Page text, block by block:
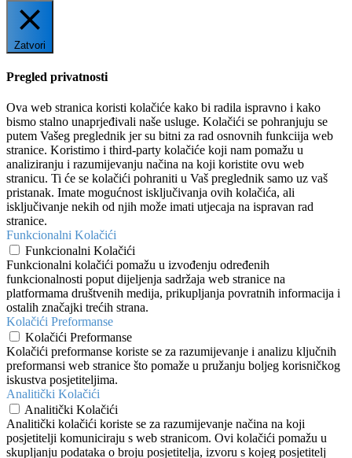
Zatvori
Pregled privatnosti
Ova web stranica koristi kolačiće kako bi radila ispravno i kako
bismo stalno unaprjeđivali naše usluge. Kolačići se pohranjuju se
putem Vašeg preglednik jer su bitni za rad osnovnih funkciija web
stranice. Koristimo i third-party kolačiće koji nam pomažu u
analiziranju i razumijevanju načina na koji koristite ovu web
stranicu. Ti će se kolačići pohraniti u Vaš preglednik samo uz vaš
pristanak. Imate mogućnost isključivanja ovih kolačića, ali
isključivanje nekih od njih može imati utjecaja na ispravan rad
stranice.
Funkcionalni Kolačići
Funkcionalni Kolačići
Funkcionalni kolačići pomažu u izvođenju određenih
funkcionalnosti poput dijeljenja sadržaja web stranice na
platformama društvenih medija, prikupljanja povratnih informacija i
ostalih značajki trećih strana.
Kolačići Preformanse
Kolačići Preformanse
Kolačići preformanse koriste se za razumijevanje i analizu ključnih
preformansi web stranice što pomaže u pružanju boljeg korisničkog
iskustva posjetiteljima.
Analitički Kolačići
Analitički Kolačići
Analitički kolačići koriste se za razumijevanje načina na koji
posjetitelji komuniciraju s web stranicom. Ovi kolačići pomažu u
skupljanju podataka o broju posjetitelja, izvoru s kojeg posjetitelj